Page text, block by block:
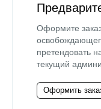
Оформите
претендовать
текущий
Оформить